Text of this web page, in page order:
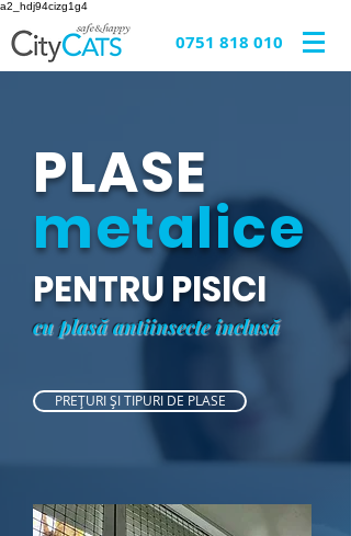
a2_hdj94cizg1g4
0751 818 010
PENTRU PISICI
PLASE
metalice
cu plasă antiinsecte inclusă
PREȚURI ȘI TIPURI DE PLASE